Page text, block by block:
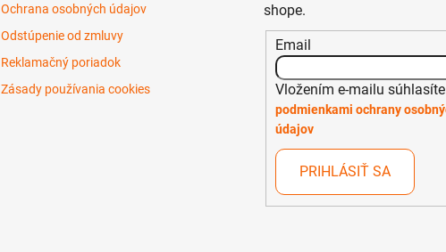
Ochrana osobných údajov
Odstúpenie od zmluvy
Reklamačný poriadok
Zásady používania cookies
shope.
Email
Vložením e-mailu
podmienkami ochrany
údajov
PRIHLÁSIŤ SA